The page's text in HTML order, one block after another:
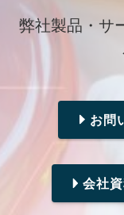
弊社製品・サ
お問
会社